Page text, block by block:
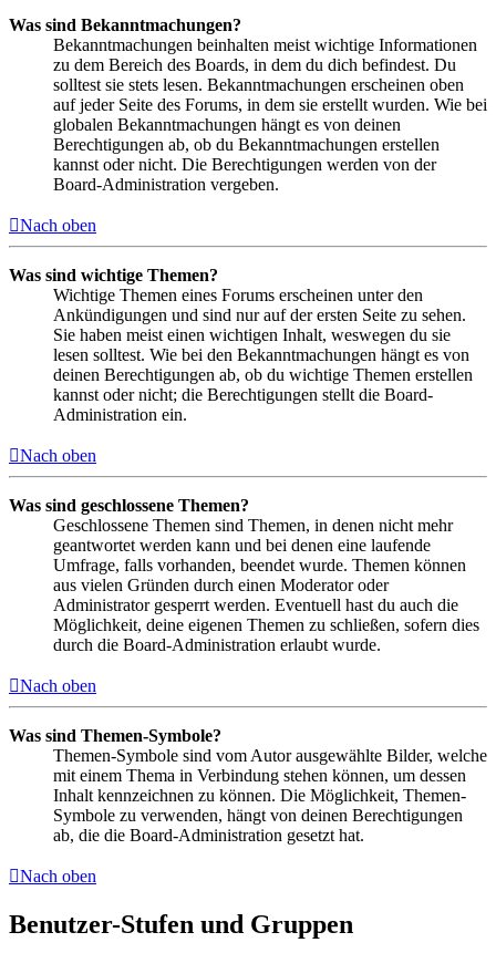
Was sind Bekanntmachungen?
Bekanntmachungen beinhalten meist wichtige Informationen
zu dem Bereich des Boards, in dem du dich befindest. Du
solltest sie stets lesen. Bekanntmachungen erscheinen oben
auf jeder Seite des Forums, in dem sie erstellt wurden. Wie bei
globalen Bekanntmachungen hängt es von deinen
Berechtigungen ab, ob du Bekanntmachungen erstellen
kannst oder nicht. Die Berechtigungen werden von der
Board-Administration vergeben.
Nach oben
Was sind wichtige Themen?
Wichtige Themen eines Forums erscheinen unter den
Ankündigungen und sind nur auf der ersten Seite zu sehen.
Sie haben meist einen wichtigen Inhalt, weswegen du sie
lesen solltest. Wie bei den Bekanntmachungen hängt es von
deinen Berechtigungen ab, ob du wichtige Themen erstellen
kannst oder nicht; die Berechtigungen stellt die Board-
Administration ein.
Nach oben
Was sind geschlossene Themen?
Geschlossene Themen sind Themen, in denen nicht mehr
geantwortet werden kann und bei denen eine laufende
Umfrage, falls vorhanden, beendet wurde. Themen können
aus vielen Gründen durch einen Moderator oder
Administrator gesperrt werden. Eventuell hast du auch die
Möglichkeit, deine eigenen Themen zu schließen, sofern dies
durch die Board-Administration erlaubt wurde.
Nach oben
Was sind Themen-Symbole?
Themen-Symbole sind vom Autor ausgewählte Bilder, welche
mit einem Thema in Verbindung stehen können, um dessen
Inhalt kennzeichnen zu können. Die Möglichkeit, Themen-
Symbole zu verwenden, hängt von deinen Berechtigungen
ab, die die Board-Administration gesetzt hat.
Nach oben
Benutzer-Stufen und Gruppen